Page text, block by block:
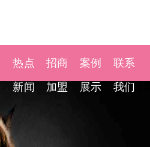
热点
新闻
招商
加盟
案例
展示
联系
我们